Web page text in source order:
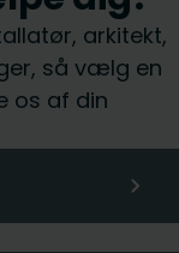
arkitekt,
så vælg en
os af din